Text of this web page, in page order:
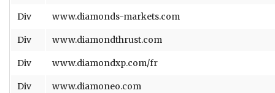
Div www.diamonds-markets.com
Div www.diamondthrust.com
Div www.diamondxp.com/fr
Div www.diamoneo.com